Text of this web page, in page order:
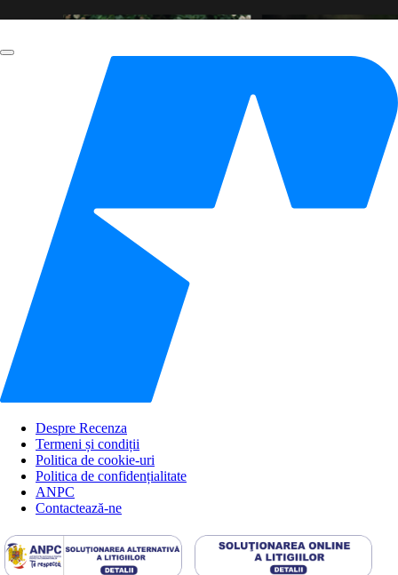
Despre Recenza
Termeni și condiții
Politica de cookie-uri
Politica de confidențialitate
ANPC
Contactează-ne